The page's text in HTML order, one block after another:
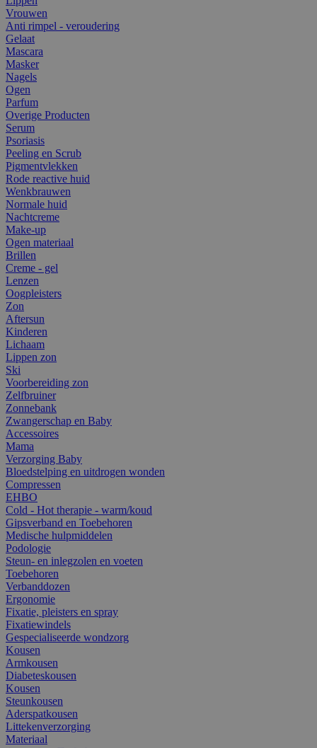
Vrouwen
Anti rimpel - veroudering
Gelaat
Mascara
Masker
Nagels
Ogen
Parfum
Overige Producten
Serum
Psoriasis
Peeling en Scrub
Pigmentvlekken
Rode reactive huid
Wenkbrauwen
Normale huid
Nachtcreme
Make-up
Ogen materiaal
Brillen
Creme - gel
Lenzen
Oogpleisters
Zon
Aftersun
Kinderen
Lichaam
Lippen zon
Ski
Voorbereiding zon
Zelfbruiner
Zonnebank
Zwangerschap en Baby
Accessoires
Mama
Verzorging Baby
Bloedstelping en uitdrogen wonden
Compressen
EHBO
Cold - Hot therapie - warm/koud
Gipsverband en Toebehoren
Medische hulpmiddelen
Podologie
Steun- en inlegzolen en voeten
Toebehoren
Verbanddozen
Ergonomie
Fixatie, pleisters en spray
Fixatiewindels
Gespecialiseerde wondzorg
Kousen
Armkousen
Diabeteskousen
Kousen
Steunkousen
Aderspatkousen
Littekenverzorging
Materiaal